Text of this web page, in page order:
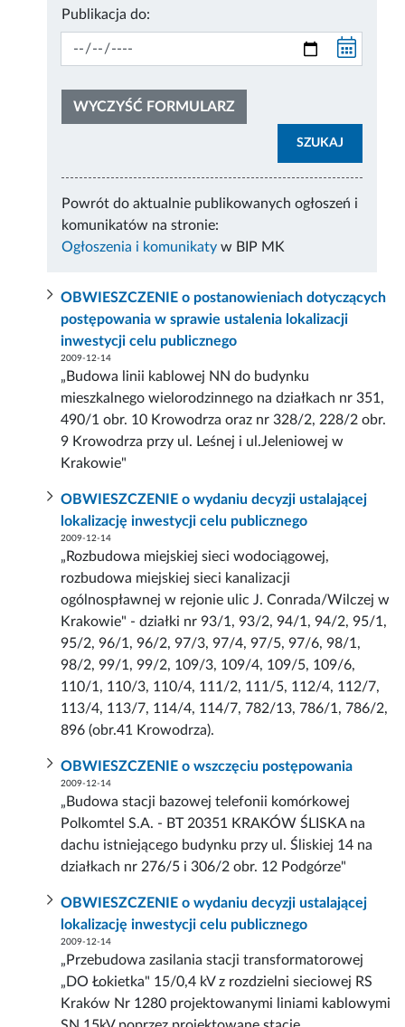
Publikacja do:
WYCZYŚĆ FORMULARZ
SZUKAJ
Powrót do aktualnie publikowanych ogłoszeń i
komunikatów na stronie:
Ogłoszenia i komunikaty w BIP MK
OBWIESZCZENIE o postanowieniach dotyczących
postępowania w sprawie ustalenia lokalizacji
inwestycji celu publicznego
2009-12-14
„Budowa linii kablowej NN do budynku
mieszkalnego wielorodzinnego na działkach nr 351,
490/1 obr. 10 Krowodrza oraz nr 328/2, 228/2 obr.
9 Krowodrza przy ul. Leśnej i ul.Jeleniowej w
Krakowie"
OBWIESZCZENIE o wydaniu decyzji ustalającej
lokalizację inwestycji celu publicznego
2009-12-14
„Rozbudowa miejskiej sieci wodociągowej,
rozbudowa miejskiej sieci kanalizacji
ogólnospławnej w rejonie ulic J. Conrada/Wilczej w
Krakowie" - działki nr 93/1, 93/2, 94/1, 94/2, 95/1,
95/2, 96/1, 96/2, 97/3, 97/4, 97/5, 97/6, 98/1,
98/2, 99/1, 99/2, 109/3, 109/4, 109/5, 109/6,
110/1, 110/3, 110/4, 111/2, 111/5, 112/4, 112/7,
113/4, 113/7, 114/4, 114/7, 782/13, 786/1, 786/2,
896 (obr.41 Krowodrza).
OBWIESZCZENIE o wszczęciu postępowania
2009-12-14
„Budowa stacji bazowej telefonii komórkowej
Polkomtel S.A. - BT 20351 KRAKÓW ŚLISKA na
dachu istniejącego budynku przy ul. Śliskiej 14 na
działkach nr 276/5 i 306/2 obr. 12 Podgórze"
OBWIESZCZENIE o wydaniu decyzji ustalającej
lokalizację inwestycji celu publicznego
2009-12-14
„Przebudowa zasilania stacji transformatorowej
„DO Łokietka" 15/0,4 kV z rozdzielni sieciowej RS
Kraków Nr 1280 projektowanymi liniami kablowymi